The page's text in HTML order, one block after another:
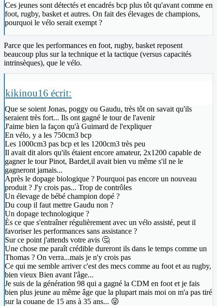
Ces jeunes sont détectés et encadrés bcp plus tôt qu'avant comme en
foot, rugby, basket et autres. On fait des élevages de champions,
pourquoi le vélo serait exempt ?
Parce que les performances en foot, rugby, basket reposent
beaucoup plus sur la technique et la tactique (versus capacités
intrinsèques), que le vélo.
kikinou16 écrit:
Que se soient Jonas, poggy ou Gaudu, très tôt on savait qu'ils
seraient très fort... Ils ont gagné le tour de l'avenir
J'aime bien la façon qu'à Guimard de l'expliquer
En vélo, y a les 750cm3 bcp
Les 1000cm3 pas bcp et les 1200cm3 très peu
Il avait dit alors qu'ils étaient encore amateur, 2x1200 capable de
gagner le tour Pinot, Bardet,il avait bien vu même s'il ne le
gagneront jamais...
Après le dopage biologique ? Pourquoi pas encore un nouveau
produit ? J'y crois pas... Trop de contrôles
Un élevage de bébé champion dopé ?
Du coup il faut mettre Gaudu non ?
Un dopage technologique ?
Ès ce que s'entraîner régulièrement avec un vélo assisté, peut il
favoriser les performances sans assistance ?
Sur ce point j'attends votre avis 🤔
Une chose me paraît crédible dureront ils dans le temps comme un
Thomas ? On verra...mais je n'y crois pas
Ce qui me semble arriver c'est des mecs comme au foot et au rugby,
bien vieux Bien avant l'âge...
Je suis de la génération 98 qui a gagné la CDM en foot et je fais
bien plus jeune au même âge que la plupart mais moi on m'a pas tiré
sur la couane de 15 ans à 35 ans... 😜